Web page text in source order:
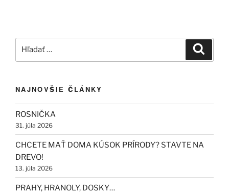
NAJNOVŠIE ČLÁNKY
ROSNIČKA
31. júla 2026
CHCETE MAŤ DOMA KÚSOK PRÍRODY? STAVTE NA
DREVO!
13. júla 2026
PRAHY, HRANOLY, DOSKY…